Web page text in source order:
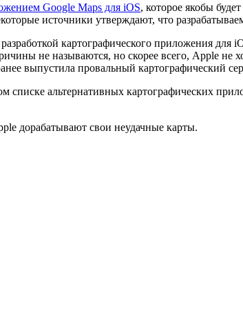
Google Maps для iOS, которое якобы
источники утверждают, что
картографического приложения для
не называются, но скорее всего, Apple не
выпустила провальный картографический
списке альтернативных картографических
дорабатывают свои неудачные карты.